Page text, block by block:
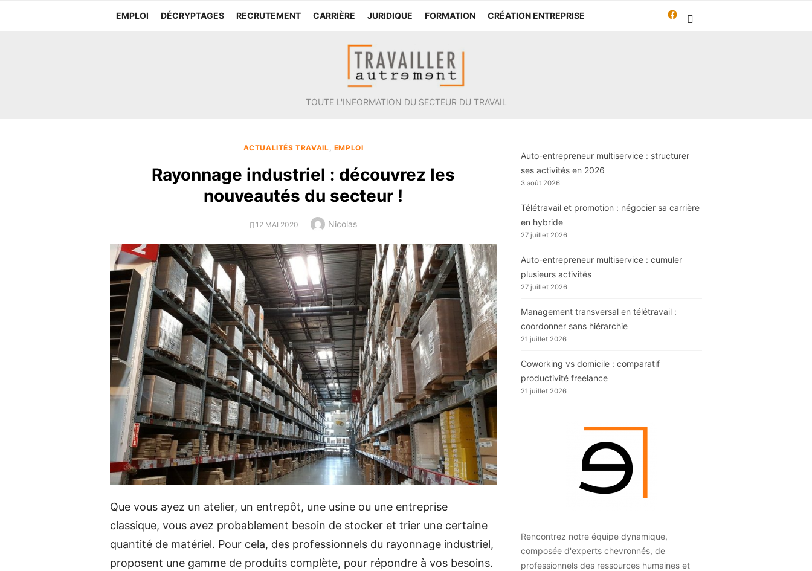
EMPLOI DÉCRYPTAGES RECRUTEMENT CARRIÈRE JURIDIQUE FORMATION CRÉATION ENTREPRISE
Travailleur-
TOUTE L'INFORMATION DU SECTEUR DU TRAVAIL
ACTUALITÉS TRAVAIL, EMPLOI
Rayonnage industriel : découvrez les
nouveautés du secteur !
POSTED
12 MAI 2020 Author
Nicolas
Que vous ayez un atelier, un entrepôt, une usine ou une entreprise
classique, vous avez probablement besoin de stocker et trier une certaine
quantité de matériel. Pour cela, des professionnels du rayonnage industriel,
proposent une gamme de produits complète, pour répondre à vos besoins.
Auto-entrepreneur multiservice : structurer
ses activités en 2026
3 août 2026
Télétravail et promotion : négocier sa carrière
en hybride
27 juillet 2026
Auto-entrepreneur multiservice : cumuler
plusieurs activités
27 juillet 2026
Management transversal en télétravail :
coordonner sans hiérarchie
21 juillet 2026
Coworking vs domicile : comparatif
productivité freelance
21 juillet 2026
Rencontrez notre équipe dynamique,
composée d'experts chevronnés, de
professionnels des ressources humaines et